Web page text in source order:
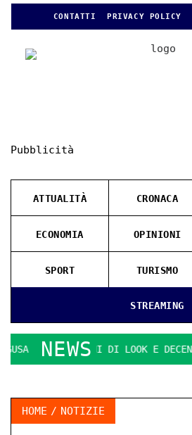
CONTATTI PRIVACY POLICY
Pubblicità
STREAMING
ATTUALITÀ CRONACA
ECONOMIA OPINIONI
SPORT TURISMO
NEWS
QUESTIONI DI LOOK E DECENZA.
HOME NOTIZIE